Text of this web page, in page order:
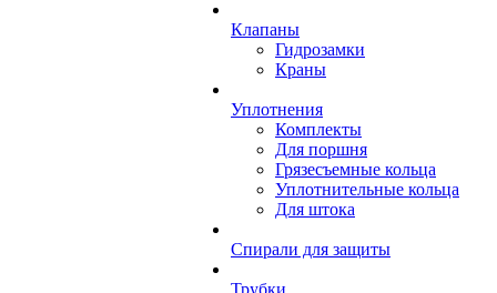
Клапаны
Гидрозамки
Краны
Уплотнения
Комплекты
Для поршня
Грязесъемные кольца
Уплотнительные кольца
Для штока
Спирали для защиты
Трубки